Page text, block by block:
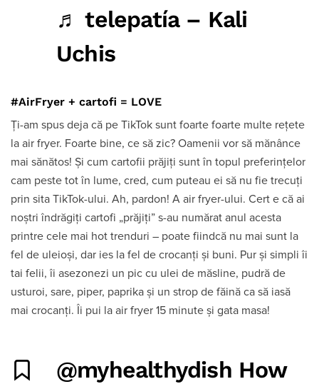
♬ telepatía – Kali
Uchis
#AirFryer + cartofi = LOVE
Ți-am spus deja că pe TikTok sunt foarte foarte multe rețete
la air fryer. Foarte bine, ce să zic? Oamenii vor să mănânce
mai sănătos! Și cum cartofii prăjiți sunt în topul preferințelor
cam peste tot în lume, cred, cum puteau ei să nu fie trecuți
prin sita TikTok-ului. Ah, pardon! A air fryer-ului. Cert e că ai
noștri îndrăgiți cartofi „prăjiți” s-au numărat anul acesta
printre cele mai hot trenduri – poate fiindcă nu mai sunt la
fel de uleioși, dar ies la fel de crocanți și buni. Pur și simpli îi
tai felii, îi asezonezi un pic cu ulei de măsline, pudră de
usturoi, sare, piper, paprika și un strop de făină ca să iasă
mai crocanți. Îi pui la air fryer 15 minute și gata masa!
@myhealthydish How